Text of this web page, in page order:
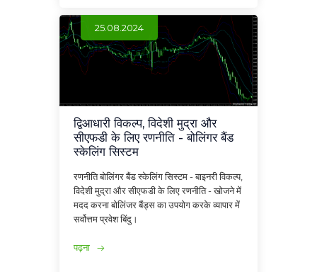
25.08.2024
द्विआधारी विकल्प, विदेशी मुद्रा और
सीएफडी के लिए रणनीति - बोलिंगर बैंड
स्केलिंग सिस्टम
रणनीति बोलिंगर बैंड स्केलिंग सिस्टम - बाइनरी विकल्प,
विदेशी मुद्रा और सीएफडी के लिए रणनीति - खोजने में
मदद करना बोलिंजर बैंड्स का उपयोग करके व्यापार में
सर्वोत्तम प्रवेश बिंदु।
पढ़ना